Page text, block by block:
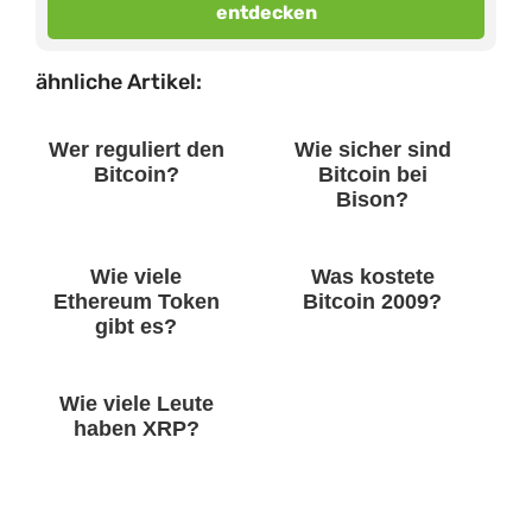
entdecken
ähnliche Artikel:
Wer reguliert den
Bitcoin?
Wie sicher sind
Bitcoin bei
Bison?
Wie viele
Ethereum Token
gibt es?
Was kostete
Bitcoin 2009?
Wie viele Leute
haben XRP?